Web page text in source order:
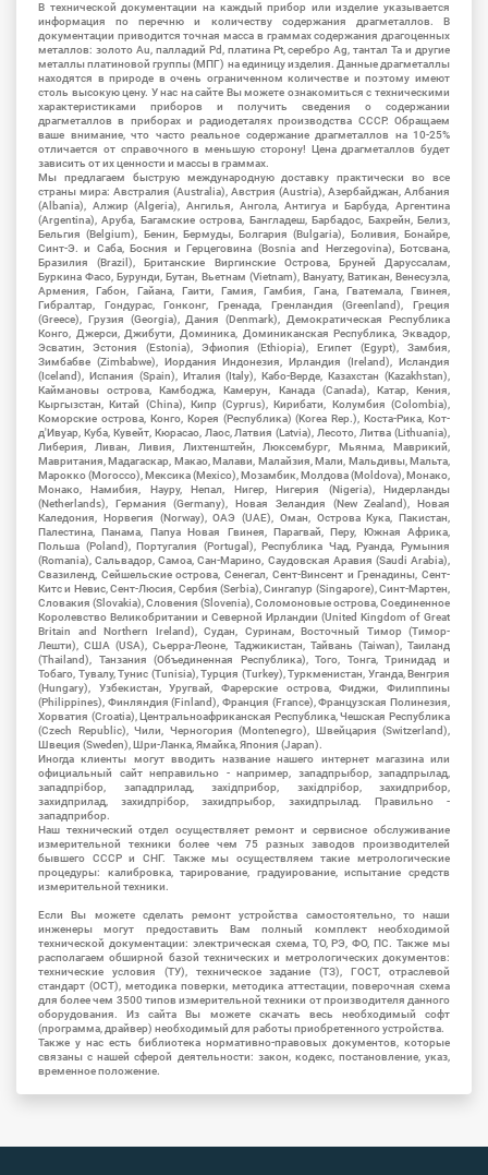
В технической документации на каждый прибор или изделие указывается
информация по перечню и количеству содержания драгметаллов. В
документации приводится точная масса в граммах содержания драгоценных
металлов: золото Au, палладий Pd, платина Pt, серебро Ag, тантал Ta и другие
металлы платиновой группы (МПГ) на единицу изделия. Данные драгметаллы
находятся в природе в очень ограниченном количестве и поэтому имеют
столь высокую цену. У нас на сайте Вы можете ознакомиться с техническими
характеристиками приборов и получить сведения о содержании
драгметаллов в приборах и радиодеталях производства СССР. Обращаем
ваше внимание, что часто реальное содержание драгметаллов на 10-25%
отличается от справочного в меньшую сторону! Цена драгметаллов будет
зависить от их ценности и массы в граммах.
Мы предлагаем быструю международную доставку практически во все
страны мира: Австралия (Australia), Австрия (Austria), Азербайджан, Албания
(Albania), Алжир (Algeria), Ангилья, Ангола, Антигуа и Барбуда, Аргентина
(Argentina), Аруба, Багамские острова, Бангладеш, Барбадос, Бахрейн, Белиз,
Бельгия (Belgium), Бенин, Бермуды, Болгария (Bulgaria), Боливия, Бонайре,
Синт-Э. и Саба, Босния и Герцеговина (Bosnia and Herzegovina), Ботсвана,
Бразилия (Brazil), Британские Виргинские Острова, Бруней Даруссалам,
Буркина Фасо, Бурунди, Бутан, Вьетнам (Vietnam), Вануату, Ватикан, Венесуэла,
Армения, Габон, Гайана, Гаити, Гамия, Гамбия, Гана, Гватемала, Гвинея,
Гибралтар, Гондурас, Гонконг, Гренада, Гренландия (Greenland), Греция
(Greece), Грузия (Georgia), Дания (Denmark), Демократическая Республика
Конго, Джерси, Джибути, Доминика, Доминиканская Республика, Эквадор,
Эсватин, Эстония (Estonia), Эфиопия (Ethiopia), Египет (Egypt), Замбия,
Зимбабве (Zimbabwe), Иордания Индонезия, Ирландия (Ireland), Исландия
(Iceland), Испания (Spain), Италия (Italy), Кабо-Верде, Казахстан (Kazakhstan),
Каймановы острова, Камбоджа, Камерун, Канада (Canada), Катар, Кения,
Кыргызстан, Китай (China), Кипр (Cyprus), Кирибати, Колумбия (Colombia),
Коморские острова, Конго, Корея (Республика) (Korea Rep.), Коста-Рика, Кот-
д'Ивуар, Куба, Кувейт, Кюрасао, Лаос, Латвия (Latvia), Лесото, Литва (Lithuania),
Либерия, Ливан, Ливия, Лихтенштейн, Люксембург, Мьянма, Маврикий,
Мавритания, Мадагаскар, Макао, Малави, Малайзия, Мали, Мальдивы, Мальта,
Марокко (Morocco), Мексика (Mexico), Мозамбик, Молдова (Moldova), Монако,
Монако, Намибия, Науру, Непал, Нигер, Нигерия (Nigeria), Нидерланды
(Netherlands), Германия (Germany), Новая Зеландия (New Zealand), Новая
Каледония, Норвегия (Norway), ОАЭ (UAE), Оман, Острова Кука, Пакистан,
Палестина, Панама, Папуа Новая Гвинея, Парагвай, Перу, Южная Африка,
Польша (Poland), Португалия (Portugal), Республика Чад, Руанда, Румыния
(Romania), Сальвадор, Самоа, Сан-Марино, Саудовская Аравия (Saudi Arabia),
Свазиленд, Сейшельские острова, Сенегал, Сент-Винсент и Гренадины, Сент-
Китс и Невис, Сент-Люсия, Сербия (Serbia), Сингапур (Singapore), Синт-Мартен,
Словакия (Slovakia), Словения (Slovenia), Соломоновые острова, Соединенное
Королевство Великобритании и Северной Ирландии (United Kingdom of Great
Britain and Northern Ireland), Судан, Суринам, Восточный Тимор (Тимор-
Лешти), США (USA), Сьерра-Леоне, Таджикистан, Тайвань (Taiwan), Таиланд
(Thailand), Танзания (Объединенная Республика), Того, Тонга, Тринидад и
Тобаго, Тувалу, Тунис (Tunisia), Турция (Turkey), Туркменистан, Уганда, Венгрия
(Hungary), Узбекистан, Уругвай, Фарерские острова, Фиджи, Филиппины
(Philippines), Финляндия (Finland), Франция (France), Французская Полинезия,
Хорватия (Croatia), Центральноафриканская Республика, Чешская Республика
(Czech Republic), Чили, Черногория (Montenegro), Швейцария (Switzerland),
Швеция (Sweden), Шри-Ланка, Ямайка, Япония (Japan).
Иногда клиенты могут вводить название нашего интернет магазина или
официальный сайт неправильно - например, западпрыбор, западпрылад,
западпрібор, западприлад, західприбор, західпрібор, захидприбор,
захидприлад, захидпрібор, захидпрыбор, захидпрылад. Правильно -
западприбор.
Наш технический отдел осуществляет ремонт и сервисное обслуживание
измерительной техники более чем 75 разных заводов производителей
бывшего СССР и СНГ. Также мы осуществляем такие метрологические
процедуры: калибровка, тарирование, градуирование, испытание средств
измерительной техники.
Если Вы можете сделать ремонт устройства самостоятельно, то наши
инженеры могут предоставить Вам полный комплект необходимой
технической документации: электрическая схема, ТО, РЭ, ФО, ПС. Также мы
располагаем обширной базой технических и метрологических документов:
технические условия (ТУ), техническое задание (ТЗ), ГОСТ, отраслевой
стандарт (ОСТ), методика поверки, методика аттестации, поверочная схема
для более чем 3500 типов измерительной техники от производителя данного
оборудования. Из сайта Вы можете скачать весь необходимый софт
(программа, драйвер) необходимый для работы приобретенного устройства.
Также у нас есть библиотека нормативно-правовых документов, которые
связаны с нашей сферой деятельности: закон, кодекс, постановление, указ,
временное положение.